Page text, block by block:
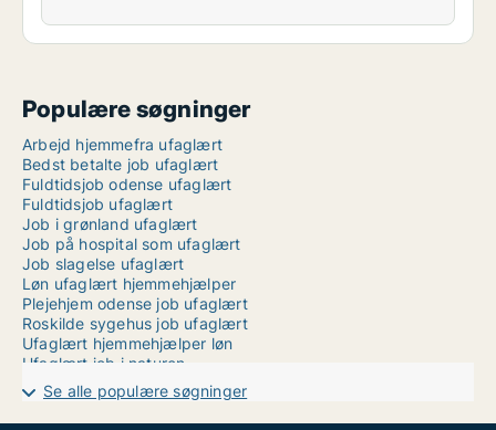
Populære søgninger
Arbejd hjemmefra ufaglært
Bedst betalte job ufaglært
Fuldtidsjob odense ufaglært
Fuldtidsjob ufaglært
Job i grønland ufaglært
Job på hospital som ufaglært
Job slagelse ufaglært
Løn ufaglært hjemmehjælper
Plejehjem odense job ufaglært
Roskilde sygehus job ufaglært
Ufaglært hjemmehjælper løn
Ufaglært job i naturen
Ufaglært job ikast
Ufaglært job odense fuldtid
Ufaglært job sjælland
Se alle populære søgninger